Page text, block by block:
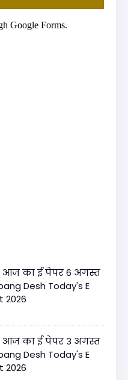
का ई पेपर 6 अगस्त
Desh Today's E
2026
का ई पेपर 3 अगस्त
Desh Today's E
2026